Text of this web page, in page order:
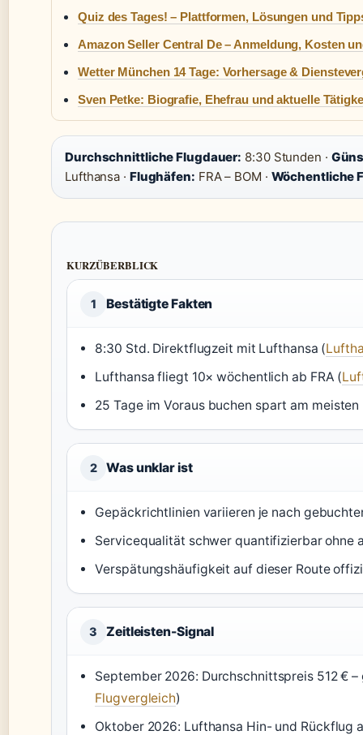
Quiz des Tages! – Plattformen, Lösungen und
Amazon Seller Central De – Anmeldung, Kosten
Wetter München 14 Tage: Vorhersage &
Sven Petke: Biografie, Ehefrau und aktuelle
Durchschnittliche Flugdauer: 8:30 Stunden ·
Lufthansa · Flughäfen: FRA – BOM · Wöchentliche
KURZÜBERBLICK
1 Bestätigte Fakten
8:30 Std. Direktflugzeit mit Lufthansa (
Lufthansa fliegt 10× wöchentlich ab FRA (
25 Tage im Voraus buchen spart am meisten
2 Was unklar ist
Gepäckrichtlinien variieren je nach
Servicequalität schwer quantifizierbar ohne
Verspätungshäufigkeit auf dieser Route
3 Zeitleisten-Signal
September 2026: Durchschnittspreis 512 €
Flugvergleich)
Oktober 2026: Lufthansa Hin- und Rückflug